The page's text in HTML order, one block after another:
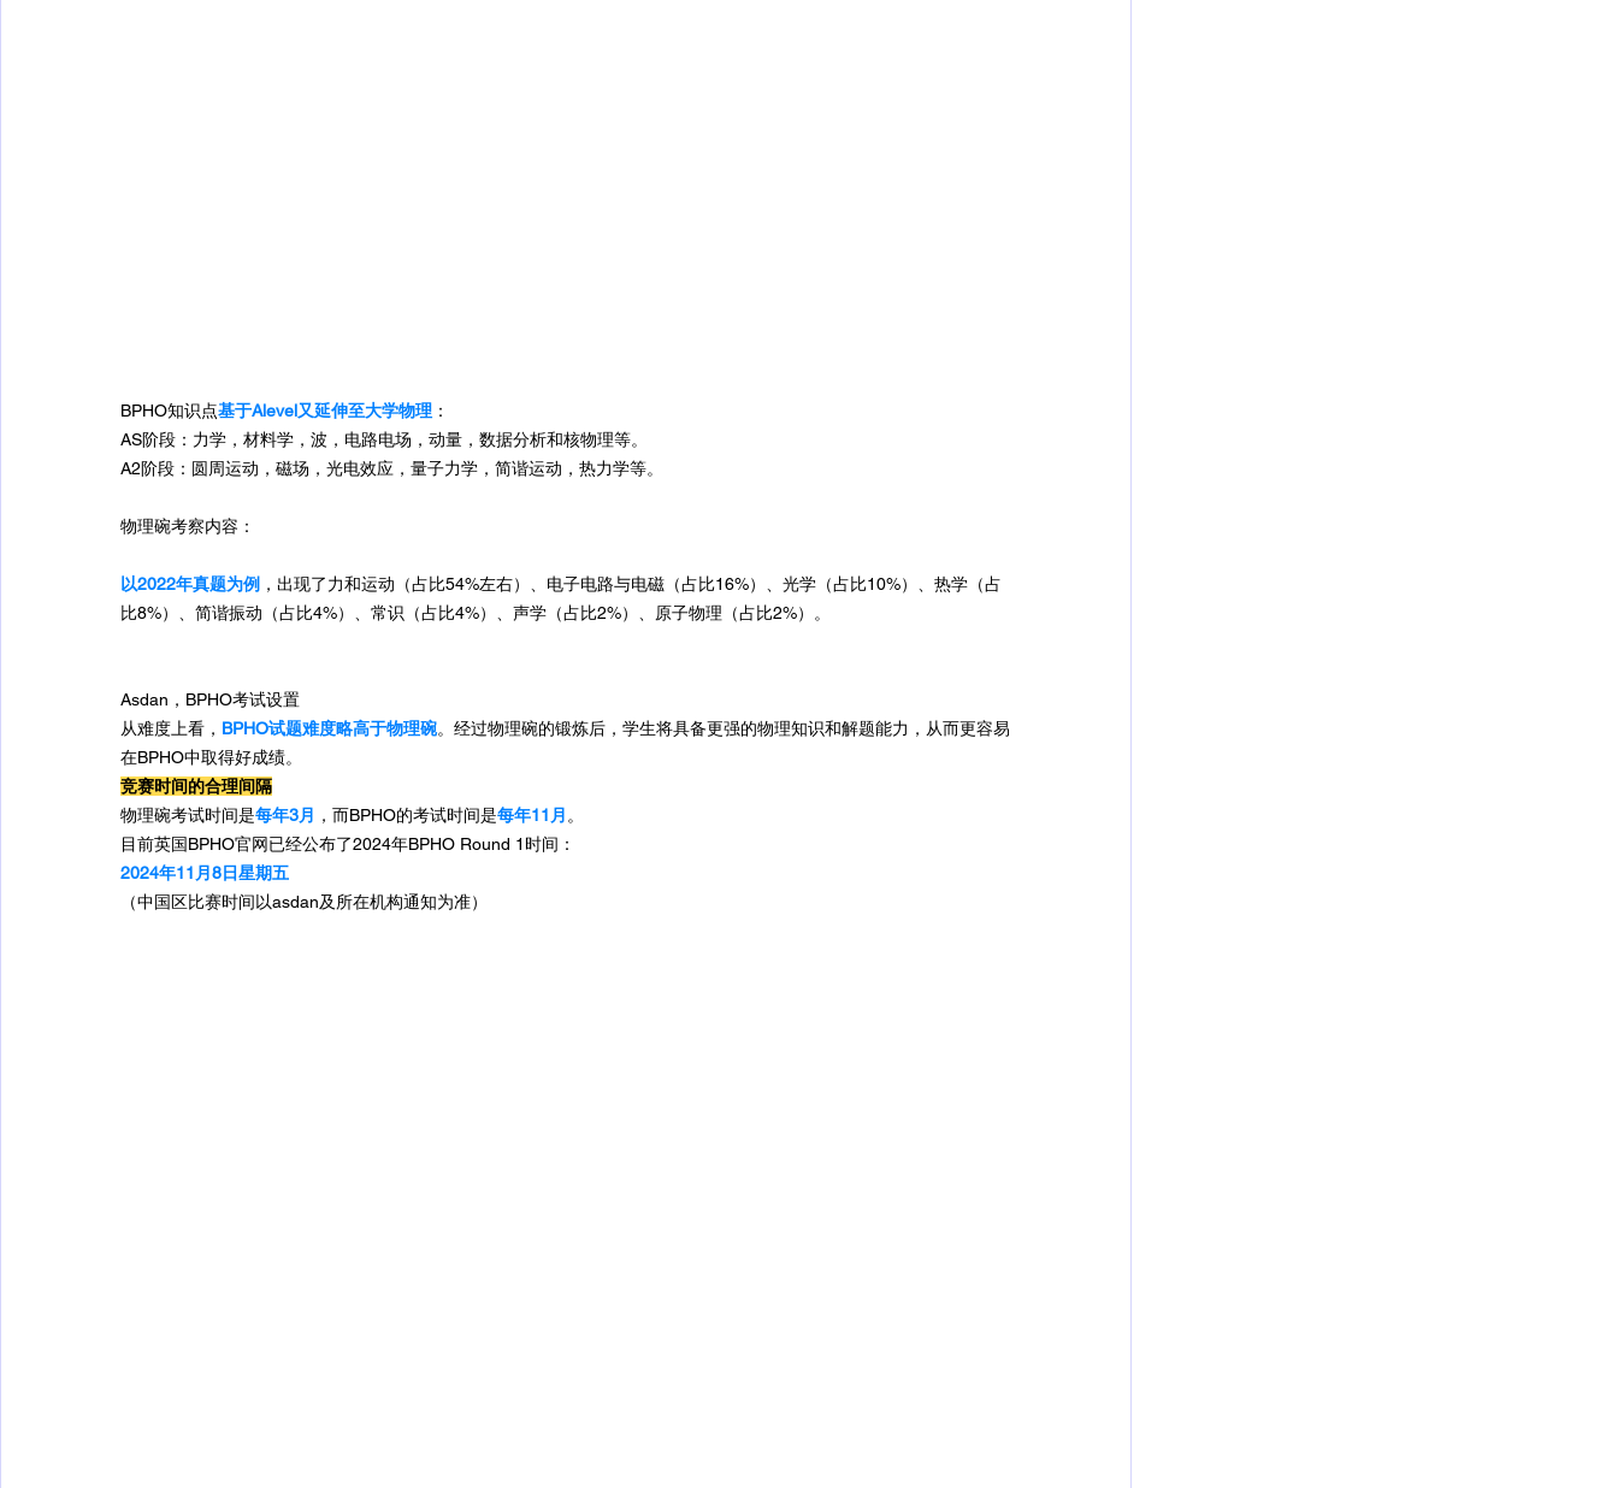
BPHO知识点基于Alevel又延伸至大学物理 ：
AS阶段：力学，材料学，波，电路电场，动量，数据分析和核物理等。
A2阶段：圆周运动，磁场，光电效应，量子力学，简谐运动，热力学等。
物理碗考察内容：
以2022年真题为例 ，出现了力和运动（占比54%左右）、电子电路与电磁（占比16%）、光学（占比10%）、热学（占
比8%）、简谐振动（占比4%）、常识（占比4%）、声学（占比2%）、原子物理（占比2%）。
Asdan，BPHO考试设置
从难度上看， BPHO试题难度略高于物理碗。经过物理碗的锻炼后，学生将具备更强的物理知识和解题能力，从而更容易
在BPHO中取得好成绩。
竞赛时间的合理间隔
物理碗考试时间是每年3月 ，而BPHO的考试时间是每年11月 。
目前英国BPHO官网已经公布了2024年BPHO Round 1时间：
2024年11月8日星期五
（中国区比赛时间以asdan及所在机构通知为准）